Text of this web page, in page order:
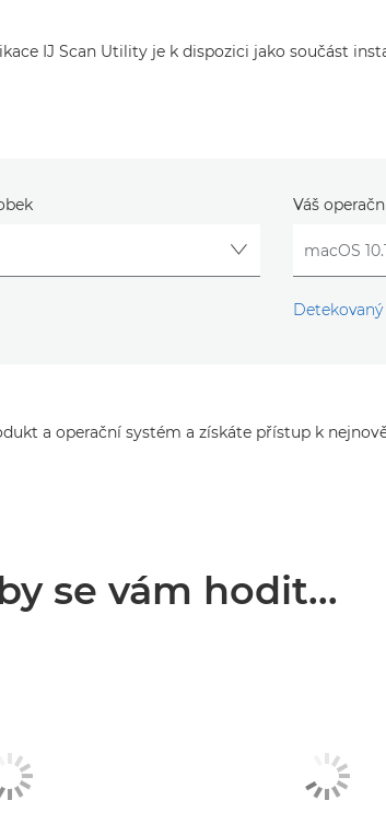
IJ Scan Utility je k dispozici jako součást
Váš
a operační systém a získáte přístup k
se vám hodit...